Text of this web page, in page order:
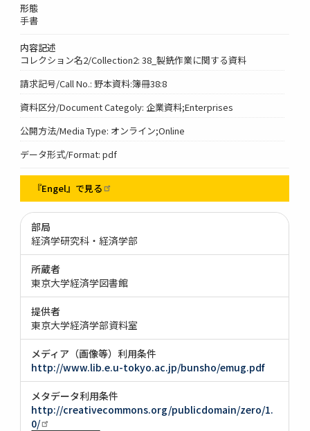
形態
手書
内容記述
コレクション名2/Collection2: 38_製銑作業に関する資料
請求記号/Call No.: 野本資料:簿冊38:8
資料区分/Document Categoly: 企業資料;Enterprises
公開方法/Media Type: オンライン;Online
データ形式/Format: pdf
『Engel』で見る
部局
経済学研究科・経済学部
所蔵者
東京大学経済学図書館
提供者
東京大学経済学部資料室
メディア（画像等）利用条件
http://www.lib.e.u-tokyo.ac.jp/bunsho/emug.pdf
メタデータ利用条件
http://creativecommons.org/publicdomain/zero/1.
0/